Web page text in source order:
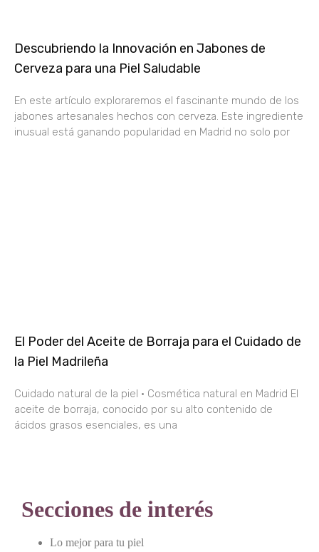
Descubriendo la Innovación en Jabones de
Cerveza para una Piel Saludable
En este artículo exploraremos el fascinante mundo de los
jabones artesanales hechos con cerveza. Este ingrediente
inusual está ganando popularidad en Madrid no solo por
El Poder del Aceite de Borraja para el Cuidado de
la Piel Madrileña
Cuidado natural de la piel · Cosmética natural en Madrid El
aceite de borraja, conocido por su alto contenido de
ácidos grasos esenciales, es una
Secciones de interés
Lo mejor para tu piel